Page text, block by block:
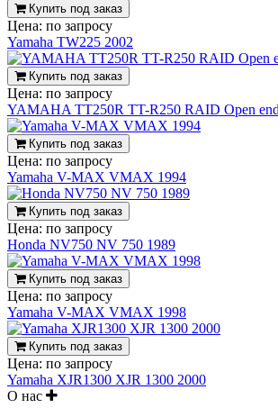
Купить под заказ
Цена: по запросу
Yamaha TW225 2002
Купить под заказ
Цена: по запросу
YAMAHA TT250R TT-R250 RAID Open
Купить под заказ
Цена: по запросу
Yamaha V-MAX VMAX 1994
Купить под заказ
Цена: по запросу
Honda NV750 NV 750 1989
Купить под заказ
Цена: по запросу
Yamaha V-MAX VMAX 1998
Купить под заказ
Цена: по запросу
Yamaha XJR1300 XJR 1300 2000
О нас